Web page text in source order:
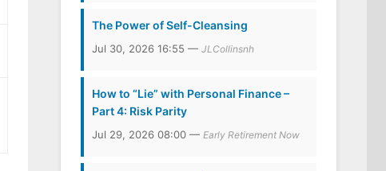
The Power of Self-Cleansing
Jul 30, 2026 16:55 —JLCollinsnh
How to “Lie” with Personal Finance –
Part 4: Risk Parity
Jul 29, 2026 08:00 —Early Retirement Now